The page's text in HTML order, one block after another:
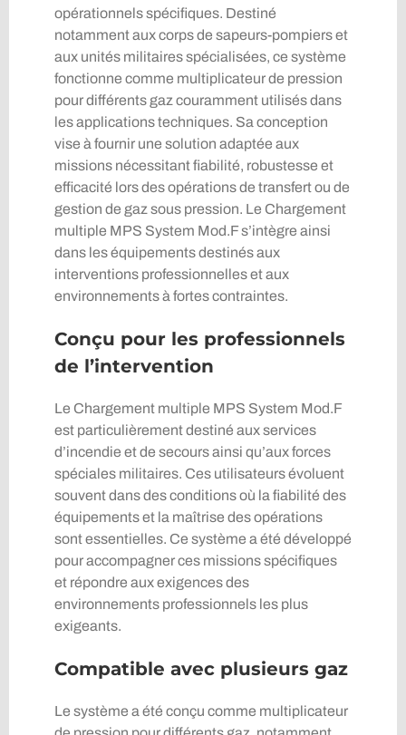
opérationnels spécifiques. Destiné
notamment aux corps de sapeurs-pompiers et
aux unités militaires spécialisées, ce système
fonctionne comme multiplicateur de pression
pour différents gaz couramment utilisés dans
les applications techniques. Sa conception
vise à fournir une solution adaptée aux
missions nécessitant fiabilité, robustesse et
efficacité lors des opérations de transfert ou de
gestion de gaz sous pression. Le Chargement
multiple MPS System Mod.F s’intègre ainsi
dans les équipements destinés aux
interventions professionnelles et aux
environnements à fortes contraintes.
Conçu pour les professionnels
de l’intervention
Le Chargement multiple MPS System Mod.F
est particulièrement destiné aux services
d’incendie et de secours ainsi qu’aux forces
spéciales militaires. Ces utilisateurs évoluent
souvent dans des conditions où la fiabilité des
équipements et la maîtrise des opérations
sont essentielles. Ce système a été développé
pour accompagner ces missions spécifiques
et répondre aux exigences des
environnements professionnels les plus
exigeants.
Compatible avec plusieurs gaz
Le système a été conçu comme multiplicateur